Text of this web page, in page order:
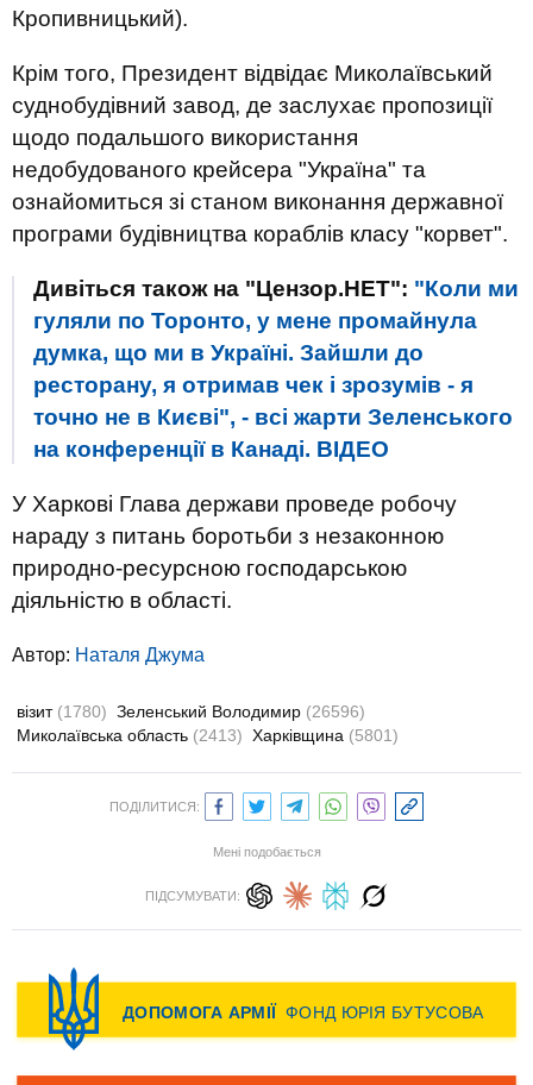
Кропивницький).
Крім того, Президент відвідає Миколаївський
суднобудівний завод, де заслухає пропозиції
щодо подальшого використання
недобудованого крейсера "Україна" та
ознайомиться зі станом виконання державної
програми будівництва кораблів класу "корвет".
Дивіться також на "Цензор.НЕТ": "Коли ми
гуляли по Торонто, у мене промайнула
думка, що ми в Україні. Зайшли до
ресторану, я отримав чек і зрозумів - я
точно не в Києві", - всі жарти Зеленського
на конференції в Канаді. ВIДЕО
У Харкові Глава держави проведе робочу
нараду з питань боротьби з незаконною
природно-ресурсною господарською
діяльністю в області.
Автор: Наталя Джума
візит (1780) Зеленський Володимир (26596)
Миколаївська область (2413) Харківщина (5801)
ПОДІЛИТИСЯ:
Мені подобається
ПІДСУМУВАТИ: